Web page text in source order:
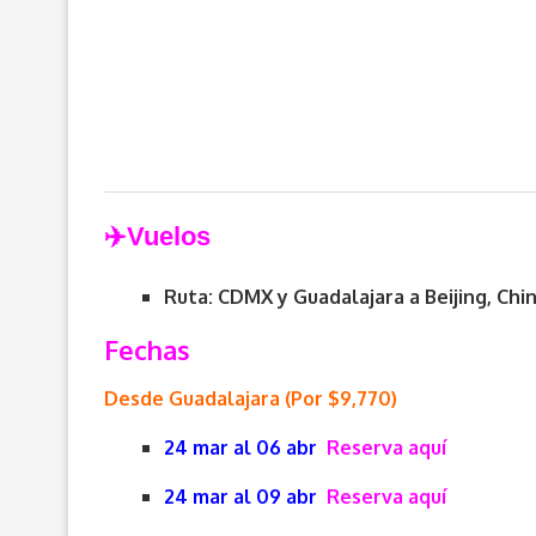
✈️Vuelos
Ruta: CDMX y Guadalajara a Beijing,
Fechas
Desde Guadalajara (Por $9,770)
24 mar al 06 abr Reserva aquí
24 mar al 09 abr Reserva aquí